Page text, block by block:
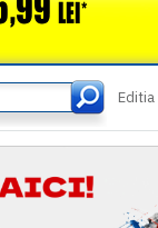
Editia